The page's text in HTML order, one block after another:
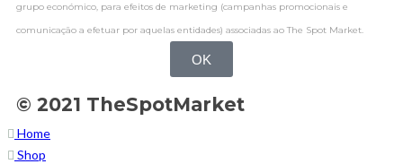
grupo económico, para efeitos de marketing (campanhas promocionais e
comunicação a efetuar por aquelas entidades) associadas ao The Spot Market.
OK
© 2021 TheSpotMarket
Home
Shop